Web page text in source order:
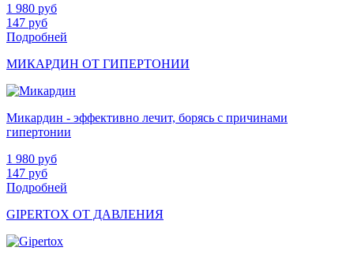
1 980 руб
147 руб
Подробней
МИКАРДИН ОТ ГИПЕРТОНИИ
Микардин - эффективно лечит, борясь с причинами
гипертонии
1 980 руб
147 руб
Подробней
GIPERTOX ОТ ДАВЛЕНИЯ